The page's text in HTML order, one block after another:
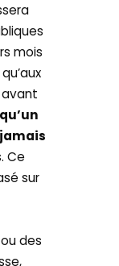
mois
Ce
sur
des